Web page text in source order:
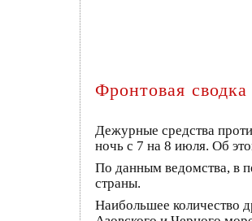
Фронтовая сводка
Дежурные средства
ночь с 7 на 8 июля. Об
По данным ведомства, в
страны.
Наибольшее количество